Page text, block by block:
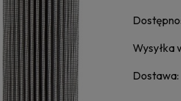
Wysyłka
Dostawa: